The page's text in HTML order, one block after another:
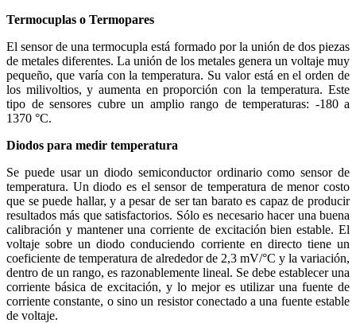
Termocuplas o Termopares
El sensor de una termocupla está formado por la unión de dos piezas
de metales diferentes. La unión de los metales genera un voltaje muy
pequeño, que varía con la temperatura. Su valor está en el orden de
los milivoltios, y aumenta en proporción con la temperatura. Este
tipo de sensores cubre un amplio rango de temperaturas: -180 a
1370 °C.
Diodos para medir temperatura
Se puede usar un diodo semiconductor ordinario como sensor de
temperatura. Un diodo es el sensor de temperatura de menor costo
que se puede hallar, y a pesar de ser tan barato es capaz de producir
resultados más que satisfactorios. Sólo es necesario hacer una buena
calibración y mantener una corriente de excitación bien estable. El
voltaje sobre un diodo conduciendo corriente en directo tiene un
coeficiente de temperatura de alrededor de 2,3 mV/°C y la variación,
dentro de un rango, es razonablemente lineal. Se debe establecer una
corriente básica de excitación, y lo mejor es utilizar una fuente de
corriente constante, o sino un resistor conectado a una fuente estable
de voltaje.